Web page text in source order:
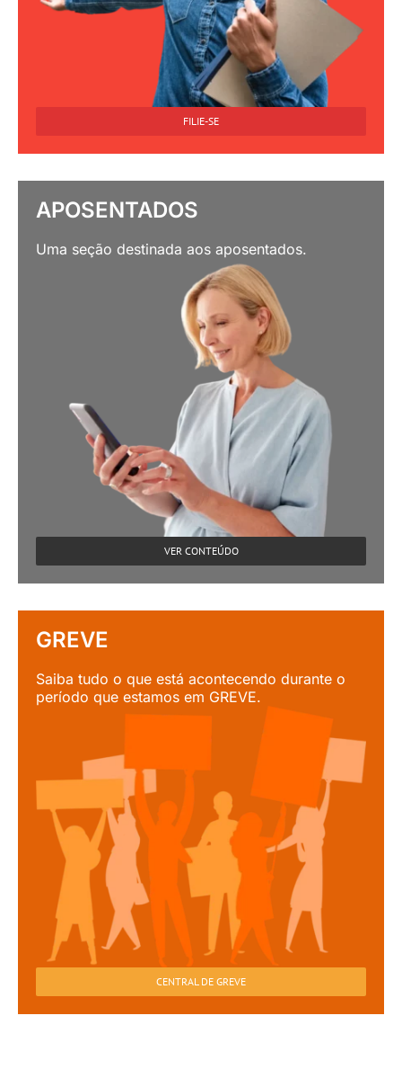
FILIE-SE
APOSENTADOS
Uma seção destinada aos aposentados.
VER CONTEÚDO
GREVE
Saiba tudo o que está acontecendo durante o
período que estamos em GREVE.
CENTRAL DE GREVE